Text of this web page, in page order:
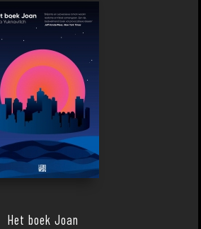
Het boek Joan